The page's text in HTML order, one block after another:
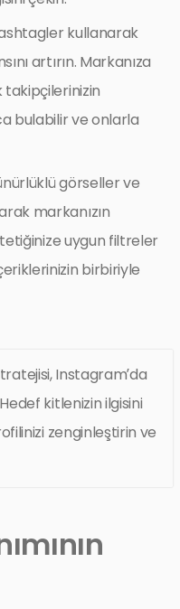
kullanarak
artırın. Markanıza
bulabilir ve onlarla
görseller ve
markanızın
uygun filtreler
birbiriyle
Instagram’da
kitlenizin ilgisini
zenginleştirin ve